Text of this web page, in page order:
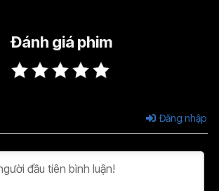
Đánh giá phim
Đăng nhập